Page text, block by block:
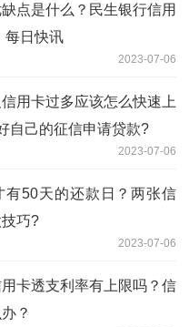
点是什么？民生银行信用
每日快讯
2023-07-06
用卡过多应该怎么快速上
自己的征信申请贷款?
2023-07-06
有50天的还款日？两张信
巧?
2023-07-06
卡透支利率有上限吗？信
？